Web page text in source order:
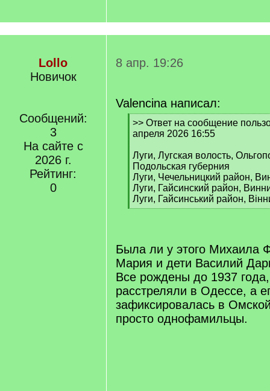
Lollo
Новичок
Сообщений:
3
На сайте с
2026 г.
Рейтинг:
0
8 апр. 19:26
Valencina написал:
[
q
>> Ответ на сообщение
апреля 2026 16:55
Луги, Лугская волость,
Подольская губерния
Луги, Чечельницкий район,
Луги, Гайсинский район,
Луги, Гайсинський район,
[
Была ли у этого Михаила
Мария и дети Василий
Все рождены до 1937 года,
расстреляли в Одессе, а
зафиксировалась в
просто однофамильцы.